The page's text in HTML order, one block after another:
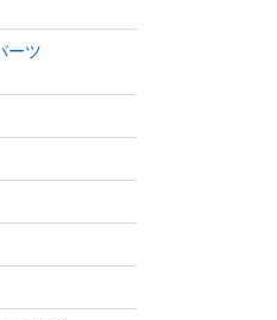
め完全な動
え下さい。
使用期間や用
ーツ